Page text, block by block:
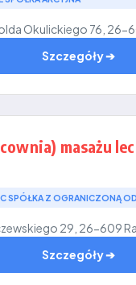
Okulickiego 76, 26-
Szczegóły ➔
masażu
SPÓŁKA Z OGRANICZONĄ
29, 26-609
Szczegóły ➔